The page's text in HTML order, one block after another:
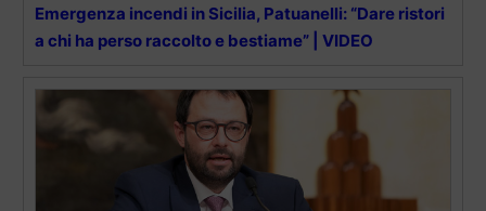
Emergenza incendi in Sicilia, Patuanelli: “Dare ristori
a chi ha perso raccolto e bestiame” | VIDEO